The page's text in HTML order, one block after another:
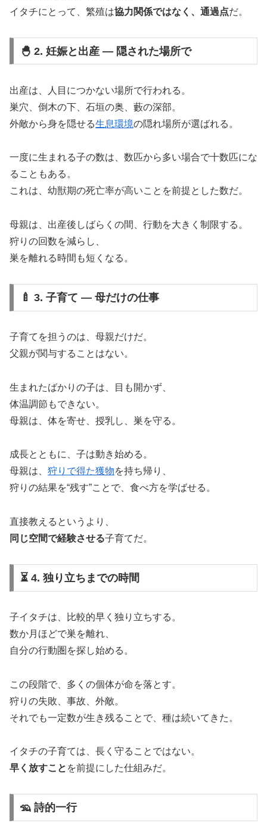
イタチにとって、繁殖は協力関係ではなく、通過点だ。
🐣 2. 妊娠と出産 ― 隠された場所で
出産は、人目につかない場所で行われる。
巣穴、倒木の下、石垣の奥、藪の深部。
外敵から身を隠せる生息環境の隠れ場所が選ばれる。
一度に生まれる子の数は、数匹から多い場合で十数匹にな
ることもある。
これは、幼獣期の死亡率が高いことを前提とした数だ。
母親は、出産後しばらくの間、行動を大きく制限する。
狩りの回数を減らし、
巣を離れる時間も短くなる。
🍼 3. 子育て ― 母だけの仕事
子育てを担うのは、母親だけだ。
父親が関与することはない。
生まれたばかりの子は、目も開かず、
体温調節もできない。
母親は、体を寄せ、授乳し、巣を守る。
成長とともに、子は動き始める。
母親は、 狩りで得た獲物を持ち帰り、
狩りの結果を“残す”ことで、食べ方を学ばせる。
直接教えるというより、
同じ空間で経験させる子育てだ。
⏳ 4. 独り立ちまでの時間
子イタチは、比較的早く独り立ちする。
数か月ほどで巣を離れ、
自分の行動圏を探し始める。
この段階で、多くの個体が命を落とす。
狩りの失敗、事故、外敵。
それでも一定数が生き残ることで、種は続いてきた。
イタチの子育ては、長く守ることではない。
早く放すこと を前提にした仕組みだ。
🦡 詩的一行